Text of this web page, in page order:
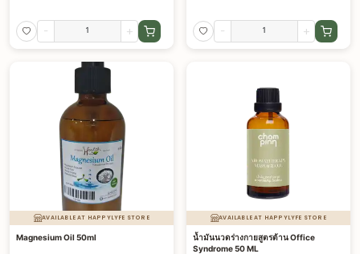
- + - +
AVAILABLE AT HAPPYLYFE STORE
Magnesium Oil 50ml
AVAILABLE AT HAPPYLYFE STORE
น้ำมันนวดร่างกายสูตรต้าน Office
Syndrome 50 ML